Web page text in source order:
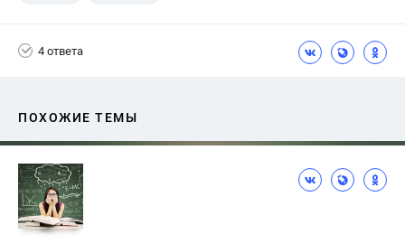
4 ответа
ПОХОЖИЕ ТЕМЫ